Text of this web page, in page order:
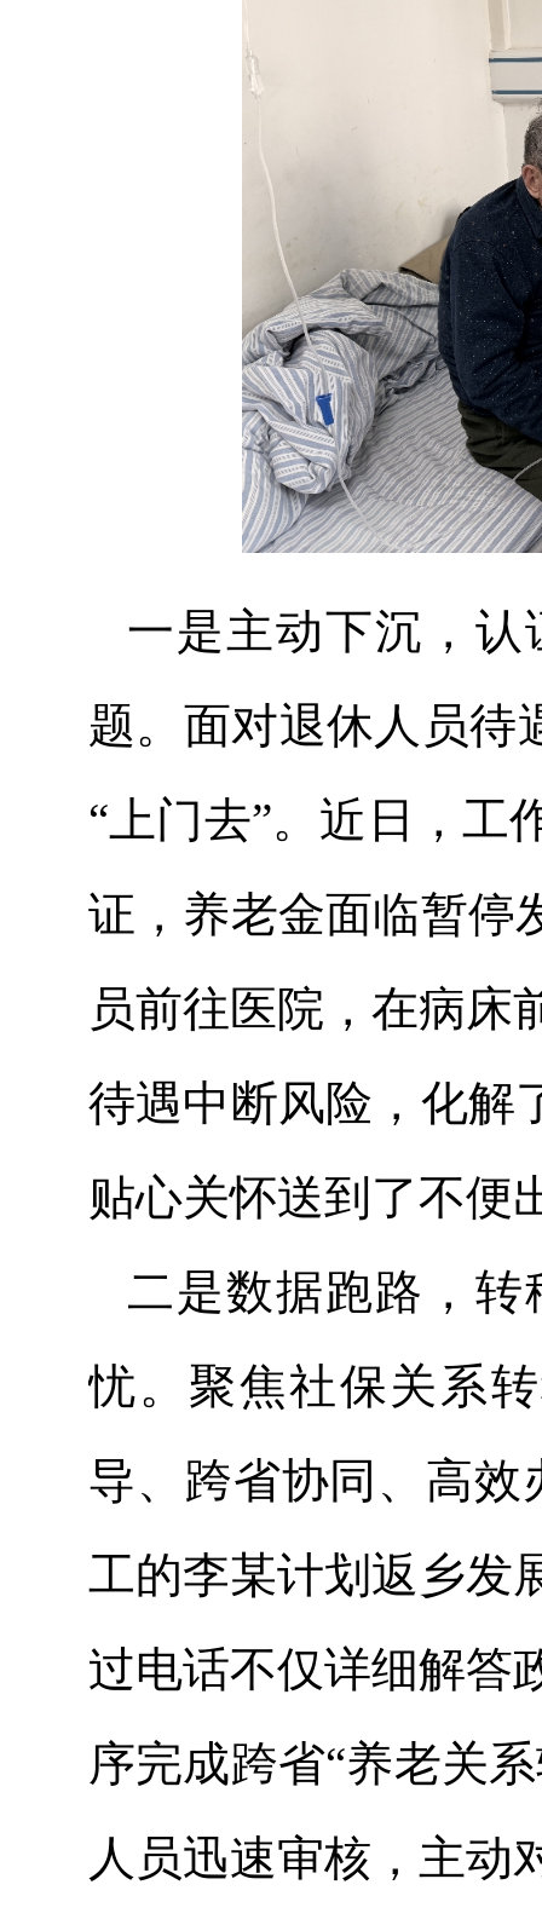
一是主动下沉，认
题。面对退休人员待
“上门去”。近日，工
证，养老金面临暂停
员前往医院，在病床
待遇中断风险，化解
贴心关怀送到了不便
二是数据跑路，转
忧。聚焦社保关系
导、跨省协同、高效
工的李某计划返乡发
过电话不仅详细解答
序完成跨省“养老关
人员迅速审核，主动